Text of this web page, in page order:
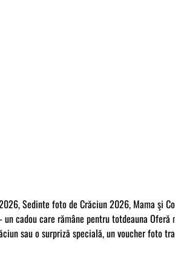
Sedinte foto de Crăciun 2026, Mama şi
un cadou care rămâne pentru totdeauna
sau o surpriză specială, un voucher foto